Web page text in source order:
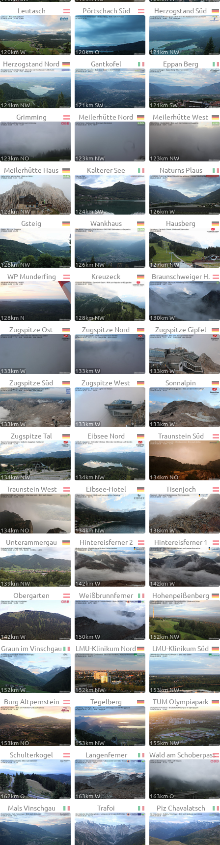
Leutasch
120km W
Pörtschach Süd
120km O
Herzogstand Süd
121km NW
Herzogstand Nord
121km NW
Gantkofel
121km SW
Eppan Berg
121km SW
Grimming
123km NO
Meilerhütte Nord
123km NW
Meilerhütte West
123km NW
Meilerhütte Haus
123km NW
Kalterer See
124km SW
Naturns Plaus
126km W
Gsteig
126km NW
Wankhaus
126km NW
Hausberg
127km NW
WP Munderfing
128km N
Kreuzeck
128km NW
Braunschweiger H.
130km W
Zugspitze Ost
133km W
Zugspitze Nord
133km W
Zugspitze Gipfel
133km W
Zugspitze Süd
133km W
Zugspitze West
133km W
Sonnalpin
133km W
Zugspitze Tal
134km NW
Eibsee Nord
134km NW
Traunstein Süd
134km NO
Traunstein West
134km NO
Eibsee-Hotel
134km NW
Tisenjoch
138km W
Unterammergau
139km NW
Hintereisferner 2
142km W
Hintereisferner 1
142km W
Obergarten
142km W
Weißbrunnferner
150km W
Hohenpeißenberg
152km NW
Graun im Vinschgau
152km W
LMU-Klinikum Nord
152km NW
LMU-Klinikum Süd
153km NW
Burg Altpernstein
153km NO
Tegelberg
153km NW
TUM Olympiapark
155km NW
Schulterkogel
162km O
Langenferner
163km W
Wald am Schoberpass
163km O
Mals Vinschgau Trafoi Piz Chavalatsch